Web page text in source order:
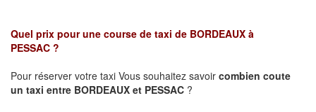
Quel prix pour une course de taxi de BORDEAUX à
PESSAC ?
Pour réserver votre taxi Vous souhaitez savoir combien coute
un taxi entre BORDEAUX et PESSAC ?